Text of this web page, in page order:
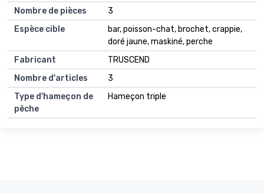
Nombre de pièces
3
Espèce cible
bar, poisson-chat, brochet, crappie,
doré jaune, maskiné, perche
Fabricant
TRUSCEND
Nombre d'articles
3
Type d'hameçon de
pêche
Hameçon triple